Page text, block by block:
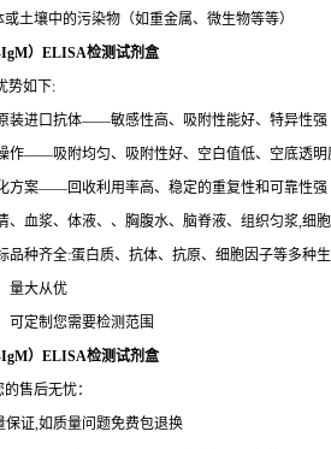
土壤中的污染物（如重金属、微生物等等）
IgM）ELISA检测试剂盒
势如下:
装进口抗体——敏感性高、吸附性能好、特异性强
作——吸附均匀、吸附性好、空白值低、空底透明
方案——回收利用率高、稳定的重复性和可靠性强
、血浆、体液、、胸腹水、脑脊液、组织匀浆,细
品种齐全:蛋白质、抗体、抗原、细胞因子等多种
量大从优
可定制您需要检测范围
IgM）ELISA检测试剂盒
售后无忧：
保证,如质量问题免费包退换